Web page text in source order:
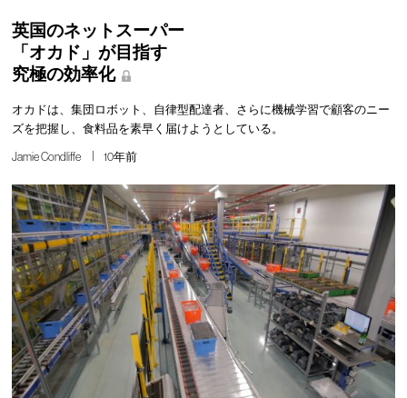
英国のネットスーパー
「オカド」が目指す
究極の効率化
オカドは、集団ロボット、自律型配達者、さらに機械学習で顧客のニー
ズを把握し、食料品を素早く届けようとしている。
Jamie Condliffe 10年前